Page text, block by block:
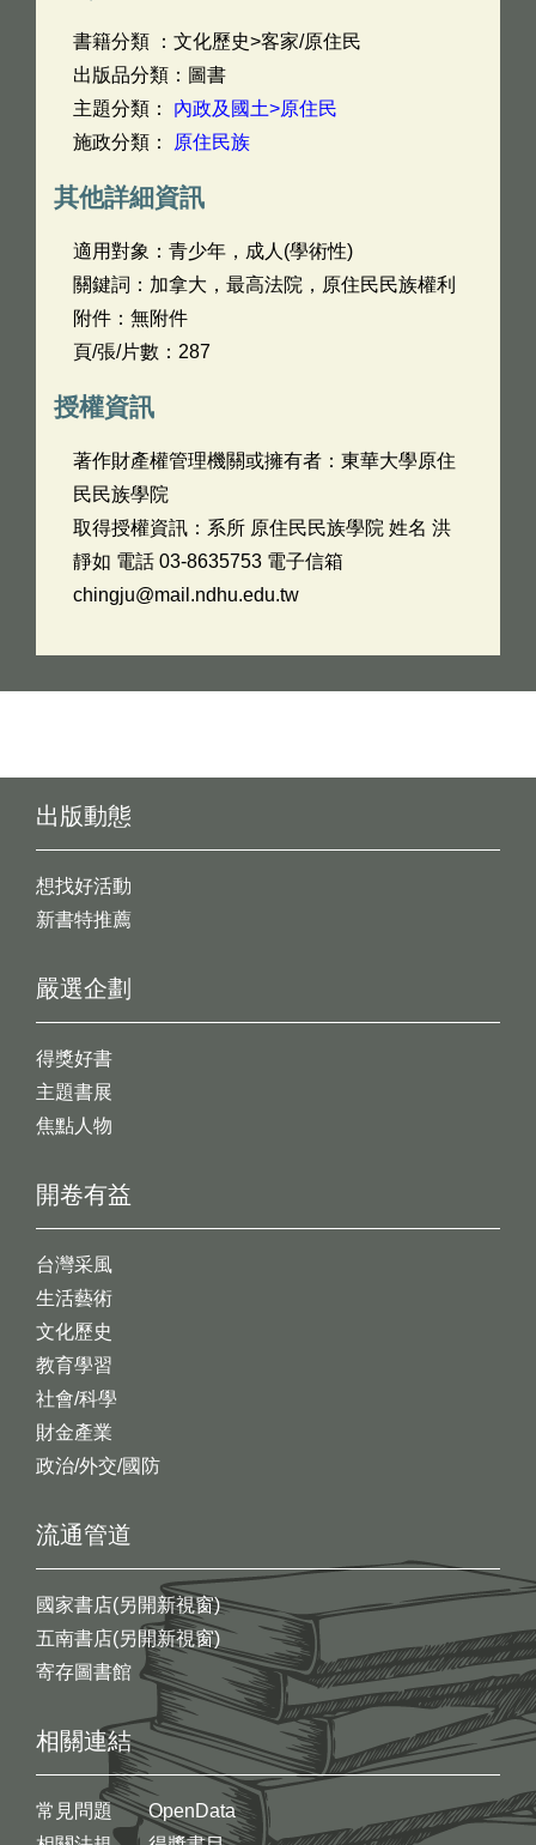
書籍分類 ：文化歷史>客家/原住民
出版品分類：圖書
主題分類： 內政及國土>原住民
施政分類：
原住民族
其他詳細資訊
適用對象：青少年，成人(學術性)
關鍵詞：加拿大，最高法院，原住民民族權利
附件：無附件
頁/張/片數：287
授權資訊
著作財產權管理機關或擁有者：東華大學原住
民民族學院
取得授權資訊：系所 原住民民族學院 姓名 洪
靜如 電話 03-8635753 電子信箱
chingju@mail.ndhu.edu.tw
出版動態
想找好活動
新書特推薦
開卷有益
台灣采風
生活藝術
文化歷史
教育學習
社會/科學
財金產業
政治/外交/國防
嚴選企劃
得獎好書
主題書展
焦點人物
流通管道
國家書店(另開新視窗)
五南書店(另開新視窗)
寄存圖書館
相關連結
常見問題
OpenData